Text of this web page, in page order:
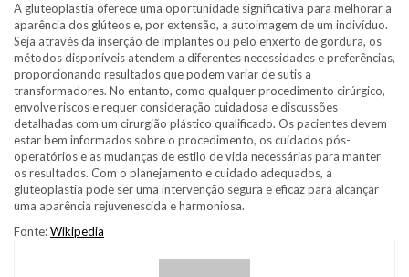
A gluteoplastia oferece uma oportunidade significativa para melhorar a
aparência dos glúteos e, por extensão, a autoimagem de um indivíduo.
Seja através da inserção de implantes ou pelo enxerto de gordura, os
métodos disponíveis atendem a diferentes necessidades e preferências,
proporcionando resultados que podem variar de sutis a
transformadores. No entanto, como qualquer procedimento cirúrgico,
envolve riscos e requer consideração cuidadosa e discussões
detalhadas com um cirurgião plástico qualificado. Os pacientes devem
estar bem informados sobre o procedimento, os cuidados pós-
operatórios e as mudanças de estilo de vida necessárias para manter
os resultados. Com o planejamento e cuidado adequados, a
gluteoplastia pode ser uma intervenção segura e eficaz para alcançar
uma aparência rejuvenescida e harmoniosa.
Fonte:Wikipedia